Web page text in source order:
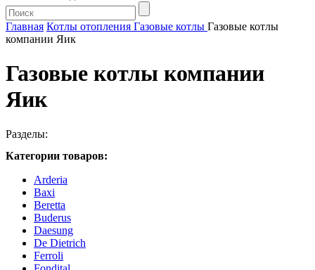
Главная Котлы отопления Газовые котлы Газовые котлы
компании Яик
Газовые котлы компании
Яик
Разделы:
Категории товаров:
Arderia
Baxi
Beretta
Buderus
Daesung
De Dietrich
Ferroli